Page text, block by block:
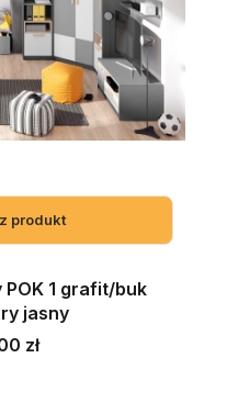
produkt
POK 1 grafit/buk
jasny
zł